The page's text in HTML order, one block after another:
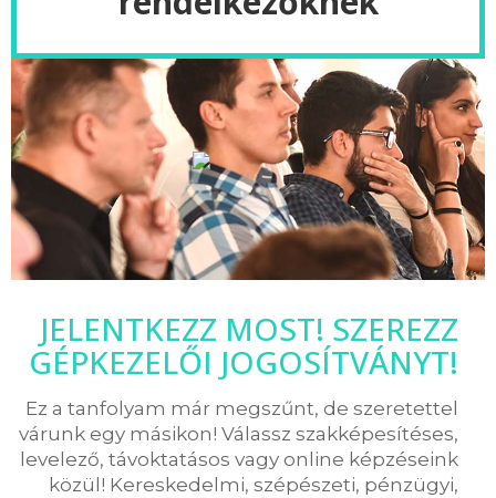
JELENTKEZZ MOST! SZEREZZ
GÉPKEZELŐI JOGOSÍTVÁNYT!
Ez a tanfolyam már megszűnt, de szeretettel
várunk egy másikon! Válassz szakképesítéses,
levelező, távoktatásos vagy online képzéseink
közül! Kereskedelmi, szépészeti, pénzügyi,